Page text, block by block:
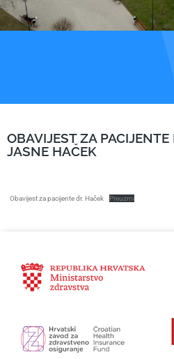
OBAVIJEST ZA PACIJENTE
JASNE HAČEK
Obavijest za pacijente dr. Haček Preuzmi